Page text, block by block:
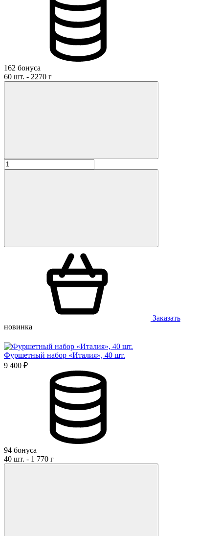
162 бонуса
60 шт. - 2270 г
Заказать
новинка
Фуршетный набор «Италия», 40 шт.
9 400 ₽
94 бонуса
40 шт. - 1 770 г